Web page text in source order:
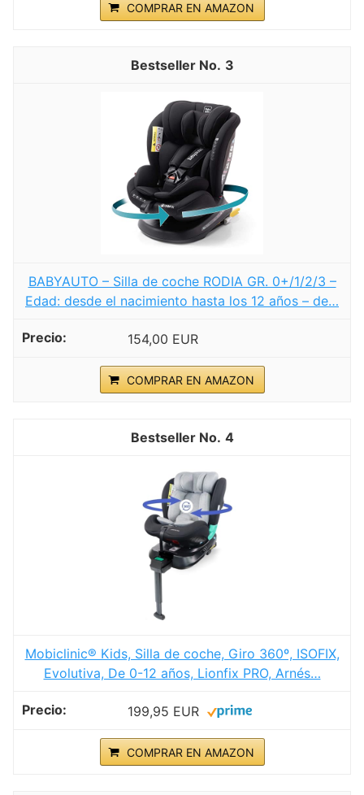
COMPRAR EN AMAZON
3
BABYAUTO – Silla de coche RODIA GR. 0+/1/2/3 –
Edad: desde el nacimiento hasta los 12 años – de…
154,00 EUR
COMPRAR EN AMAZON
4
Mobiclinic® Kids, Silla de coche, Giro 360º, ISOFIX,
Evolutiva, De 0-12 años, Lionfix PRO, Arnés…
199,95 EUR
COMPRAR EN AMAZON